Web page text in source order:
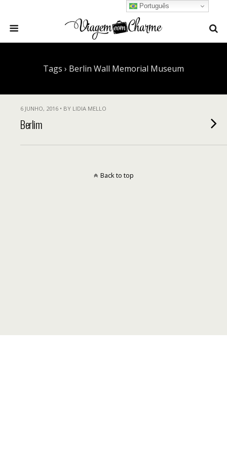
Tags › Berlin Wall Memorial Museum
6 JUNHO, 2016 • BY LIDIA MELLO
Berlim
Português
Back to top